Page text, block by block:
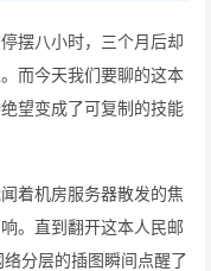
摆八小时，三个月后却
而今天我们要聊的这本
望变成了可复制的技能
着机房服务器散发的焦
。直到翻开这本人民邮
分层的插图瞬间点醒了